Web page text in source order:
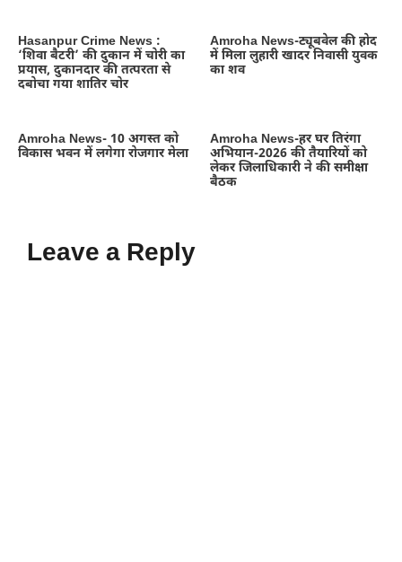
Hasanpur Crime News :
‘शिवा बैटरी’ की दुकान में चोरी का
प्रयास, दुकानदार की तत्परता से
दबोचा गया शातिर चोर
Amroha News-ट्यूबवेल की होद
में मिला लुहारी खादर निवासी युवक
का शव
Amroha News- 10 अगस्त को
विकास भवन में लगेगा रोजगार मेला
Amroha News-हर घर तिरंगा
अभियान-2026 की तैयारियों को
लेकर जिलाधिकारी ने की समीक्षा
बैठक
Leave a Reply